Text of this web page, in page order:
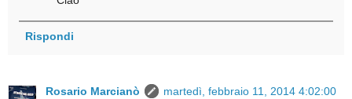
Rispondi
Rosario Marcianò
martedì, febbraio 11, 2014 4:02:00